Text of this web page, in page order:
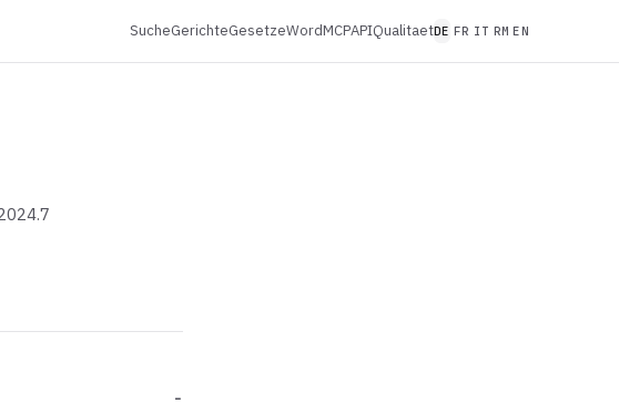
SucheGerichteGesetzeWordMCPAPIQualitaetDE FR IT RM EN